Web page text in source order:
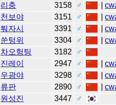
리충 3158 ♂ |
천보야 3151 ♂ |
퉈자시 3391 ♂ |
쑨텅위 3304 ♂ |
차오헝팅 3182
♂
진레이 2947 ♂ |
우광야 3298 ♂ |
류판 2890 ♂ |
원성진 3447
♂